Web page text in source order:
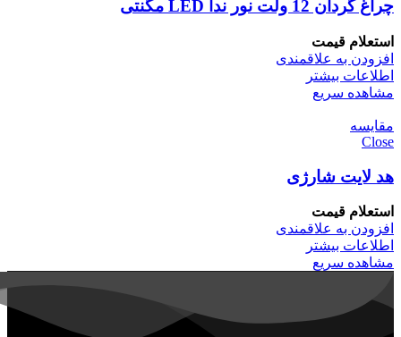
چراغ گردان 12 ولت نور ندا LED مگنتی
استعلام قیمت
افزودن به علاقمندی
اطلاعات بیشتر
مشاهده سریع
مقایسه
Close
هد لایت شارژی
استعلام قیمت
افزودن به علاقمندی
اطلاعات بیشتر
مشاهده سریع